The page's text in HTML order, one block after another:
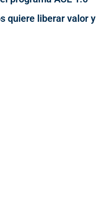
quiere liberar valor y